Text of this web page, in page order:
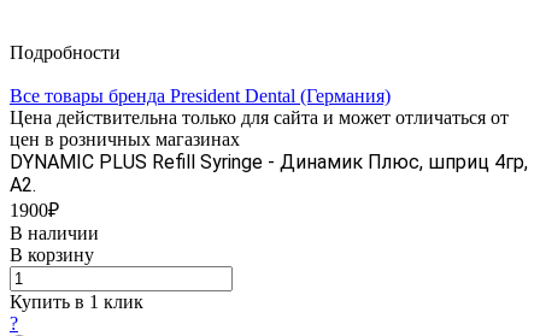
Подробности
Все товары бренда President Dental (Германия)
Цена действительна только для сайта и может отличаться от
цен в розничных магазинах
DYNAMIC PLUS Refill Syringe - Динамик Плюс, шприц 4гр,
A2.
1900₽
В наличии
В корзину
Купить в 1 клик
?